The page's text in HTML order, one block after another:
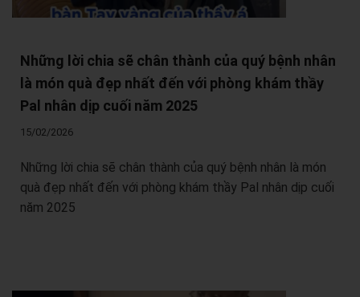
Những lời chia sẽ chân thành của quý bệnh nhân
là món quà đẹp nhất đến với phòng khám thầy
Pal nhân dịp cuối năm 2025
15/02/2026
Những lời chia sẽ chân thành của quý bệnh nhân là món
quà đẹp nhất đến với phòng khám thầy Pal nhân dịp cuối
năm 2025